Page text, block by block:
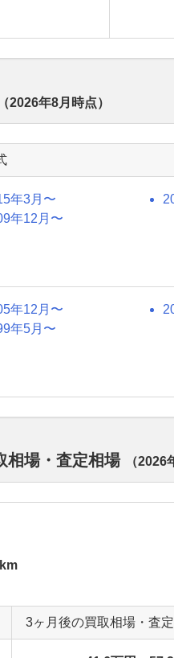
（2026年8月 時点）
年3月〜
年12月〜
年12月〜
年5月〜
相場・査定相場 （2026
3ヶ月後の買取相場・査